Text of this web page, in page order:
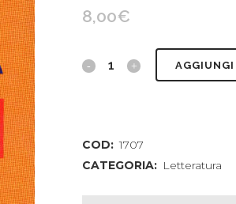
8,00€
Ake.
dell'infanzia.
COD: 1707
CATEGORIA: Letteratura